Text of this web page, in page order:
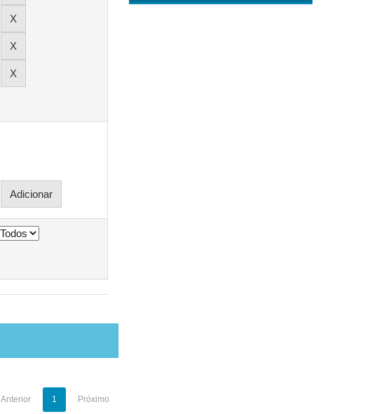
Anterior 1 Próximo